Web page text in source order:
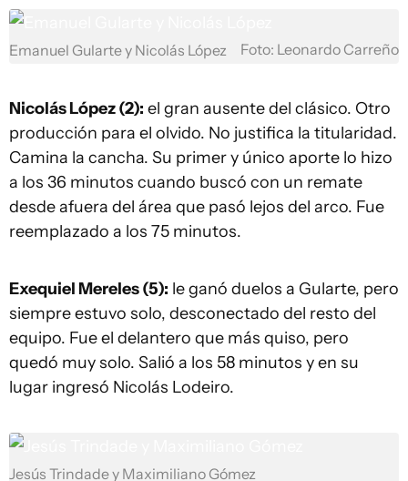
Emanuel Gularte y Nicolás López Foto: Leonardo Carreño
Nicolás López (2): el gran ausente del clásico. Otro
producción para el olvido. No justifica la titularidad.
Camina la cancha. Su primer y único aporte lo hizo
a los 36 minutos cuando buscó con un remate
desde afuera del área que pasó lejos del arco. Fue
reemplazado a los 75 minutos.
Exequiel Mereles (5): le ganó duelos a Gularte, pero
siempre estuvo solo, desconectado del resto del
equipo. Fue el delantero que más quiso, pero
quedó muy solo. Salió a los 58 minutos y en su
lugar ingresó Nicolás Lodeiro.
Jesús Trindade y Maximiliano Gómez